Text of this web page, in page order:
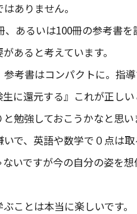
ありません。
あるいは100冊の参考書
あると考えています。
考書はコンパクトに。指
に還元する』これが正しい
勉強しておこうかなと思い
で、英語や数学で０点は
いですが今の自分の姿を
ことは本当に楽しいです。